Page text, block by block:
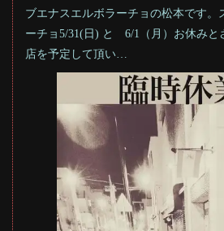
ブエナスエルボラーチョの松本です。
ーチョ5/31(日) と 6/1（月）お休みと
店を予定して頂い…